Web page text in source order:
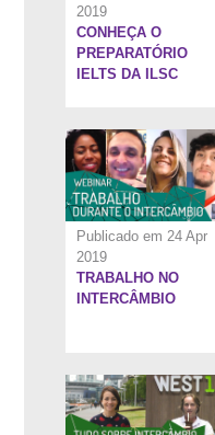
2019
CONHEÇA O
PREPARATÓRIO
IELTS DA ILSC
Publicado em 24 Apr
2019
1:53:52''
TRABALHO NO
INTERCÂMBIO26:29''